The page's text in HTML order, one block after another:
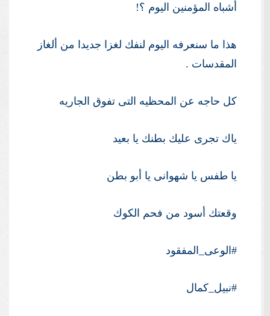
أشباه المؤمنين اليوم ؟!
هذا ما سنعرفه اليوم لنفك لغزا جديدا من ألغاز
المقدسات .
كل حاجه عن المحظيه التى تفوق الجاريه
ياك تجرى عليك بطنك يا بعيد
يا طفس يا شهوانى يا أبو بطن
وقعتك أسود من فحم الكوك
#الوعى_المفقود
#نبيل_كمال